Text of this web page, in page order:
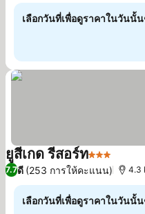
เลือกวันที่เพื่อดูราคาในวันนั้น
ยูสีเกด รีสอร์ท3 ดาว ดูราคา
7.7ดี (253 การให้คะแนน) 4.3
เลือกวันที่เพื่อดูราคาในวันนั้น